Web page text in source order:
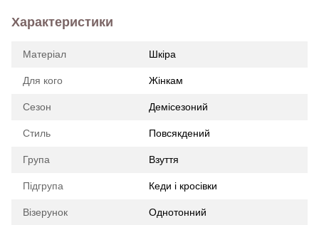
Характеристики
Матеріал Шкіра
Для кого Жінкам
Сезон Демісезоний
Стиль Повсякдений
Група Взуття
Підгрупа Кеди і кросівки
Візерунок Однотонний